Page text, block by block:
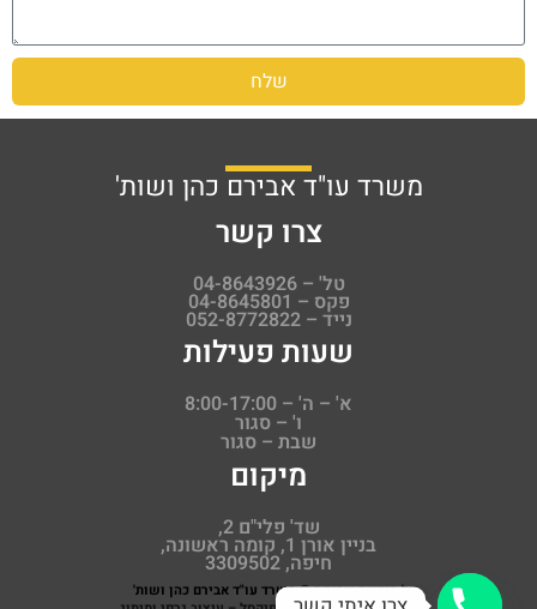
שלח
משרד עו"ד אבירם כהן ושות'
צרו קשר
טל' – 04-8643926
פקס – 04-8645801
נייד – 052-8772822
שעות פעילות
א' – ה' – 8:00-17:00
ו' – סגור
שבת – סגור
מיקום
שד' פלי"ם 2,
בניין אורן 1, קומה ראשונה,
חיפה, 3309502
כל הזכויות שמורות ©משרד עו"ד אבירם כהן ושות'